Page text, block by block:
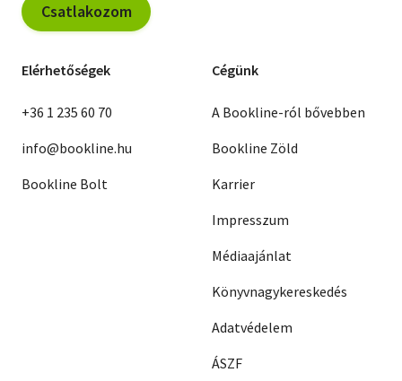
Csatlakozom
Elérhetőségek
+36 1 235 60 70
info@bookline.hu
Bookline Bolt
Cégünk
A Bookline-ról bővebben
Bookline Zöld
Karrier
Impresszum
Médiaajánlat
Könyvnagykereskedés
Adatvédelem
ÁSZF